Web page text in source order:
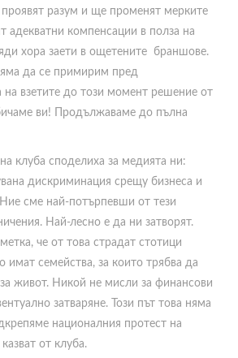
разум и ще променят мерките
адекватни компенсации в полза на
хора заети в ощетените браншове.
да се примирим пред
на взетите до този момент решение от
ви! Продължаваме до пълна
клуба споделиха за медията ни:
дискриминация срещу бизнеса и
сме най-потърпевши от тези
Най-лесно е да ни затворят.
че от това страдат стотици
имат семейства, за които трябва да
живот. Никой не мисли за финансови
затваряне. Този път това няма
националния протест на
от клуба.